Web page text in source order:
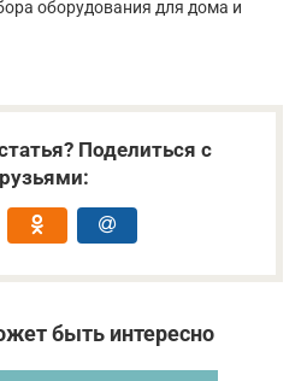
оборудования для дома и
Поделиться с
быть интересно